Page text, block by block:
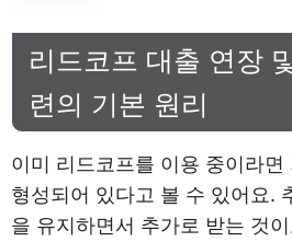
리드코프 대출 연장
련의 기본 원리
이미 리드코프를 이용 중이라
형성되어 있다고 볼 수 있어요.
을 유지하면서 추가로 받는 것